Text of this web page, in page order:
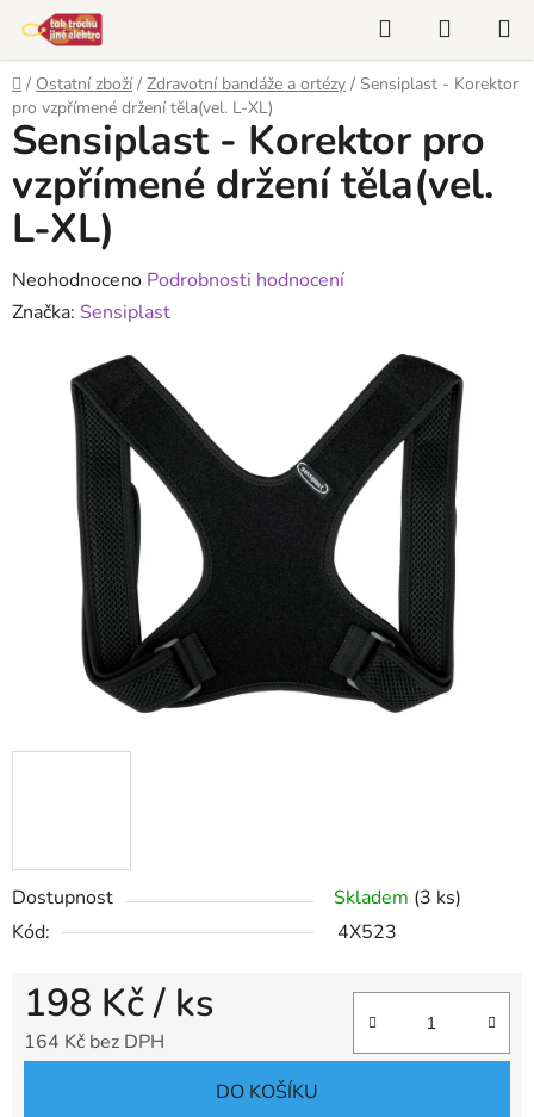
obsah
Hledat
KOŠÍK
Domů
/ Ostatní zboží / Zdravotní bandáže a ortézy / Sensiplast - Korektor
pro vzpřímené držení těla(vel. L-XL)
Dostupnost Skladem (3 ks)
Kód:
4X523
198 Kč/ ks
164 Kč bez DPH
DO KOŠÍKU
Sensiplast - Korektor pro
vzpřímené držení těla(vel.
L-XL)
Průměrné
hodnocení
hvězdiček.
Neohodnoceno Podrobnosti hodnocení
Značka: Sensiplast